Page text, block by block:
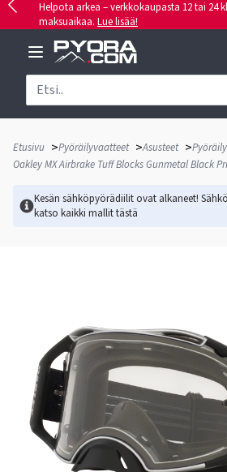
Helpota arkea – verkkokaupasta 12 tai 24
maksuaikaa. Lue lisää!
Etusivu >Pyöräilyvaatteet >Asusteet >
Oakley MX Airbrake Tuff Blocks Gunmetal Black
Kesän sähköpyörädiilit ovat alkaneet!
katso kaikki mallittästä